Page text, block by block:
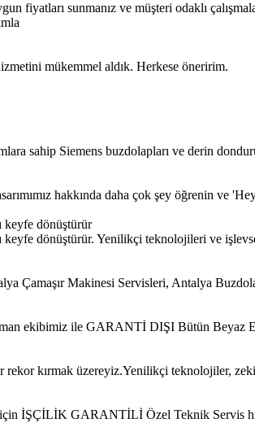
fiyatları sunmanız ve müşteri odaklı
mükemmel aldık. Herkese öneririm.
sahip Siemens buzdolapları ve derin
hakkında daha çok şey öğrenin ve
keyfe dönüştürür
keyfe dönüştürür. Yenilikçi teknolojileri ve
Çamaşır Makinesi Servisleri, Antalya
ekibimiz ile GARANTİ DIŞI Bütün
kırmak üzereyiz.Yenilikçi teknolojiler,
İŞÇİLİK GARANTİLİ Özel Teknik Servis